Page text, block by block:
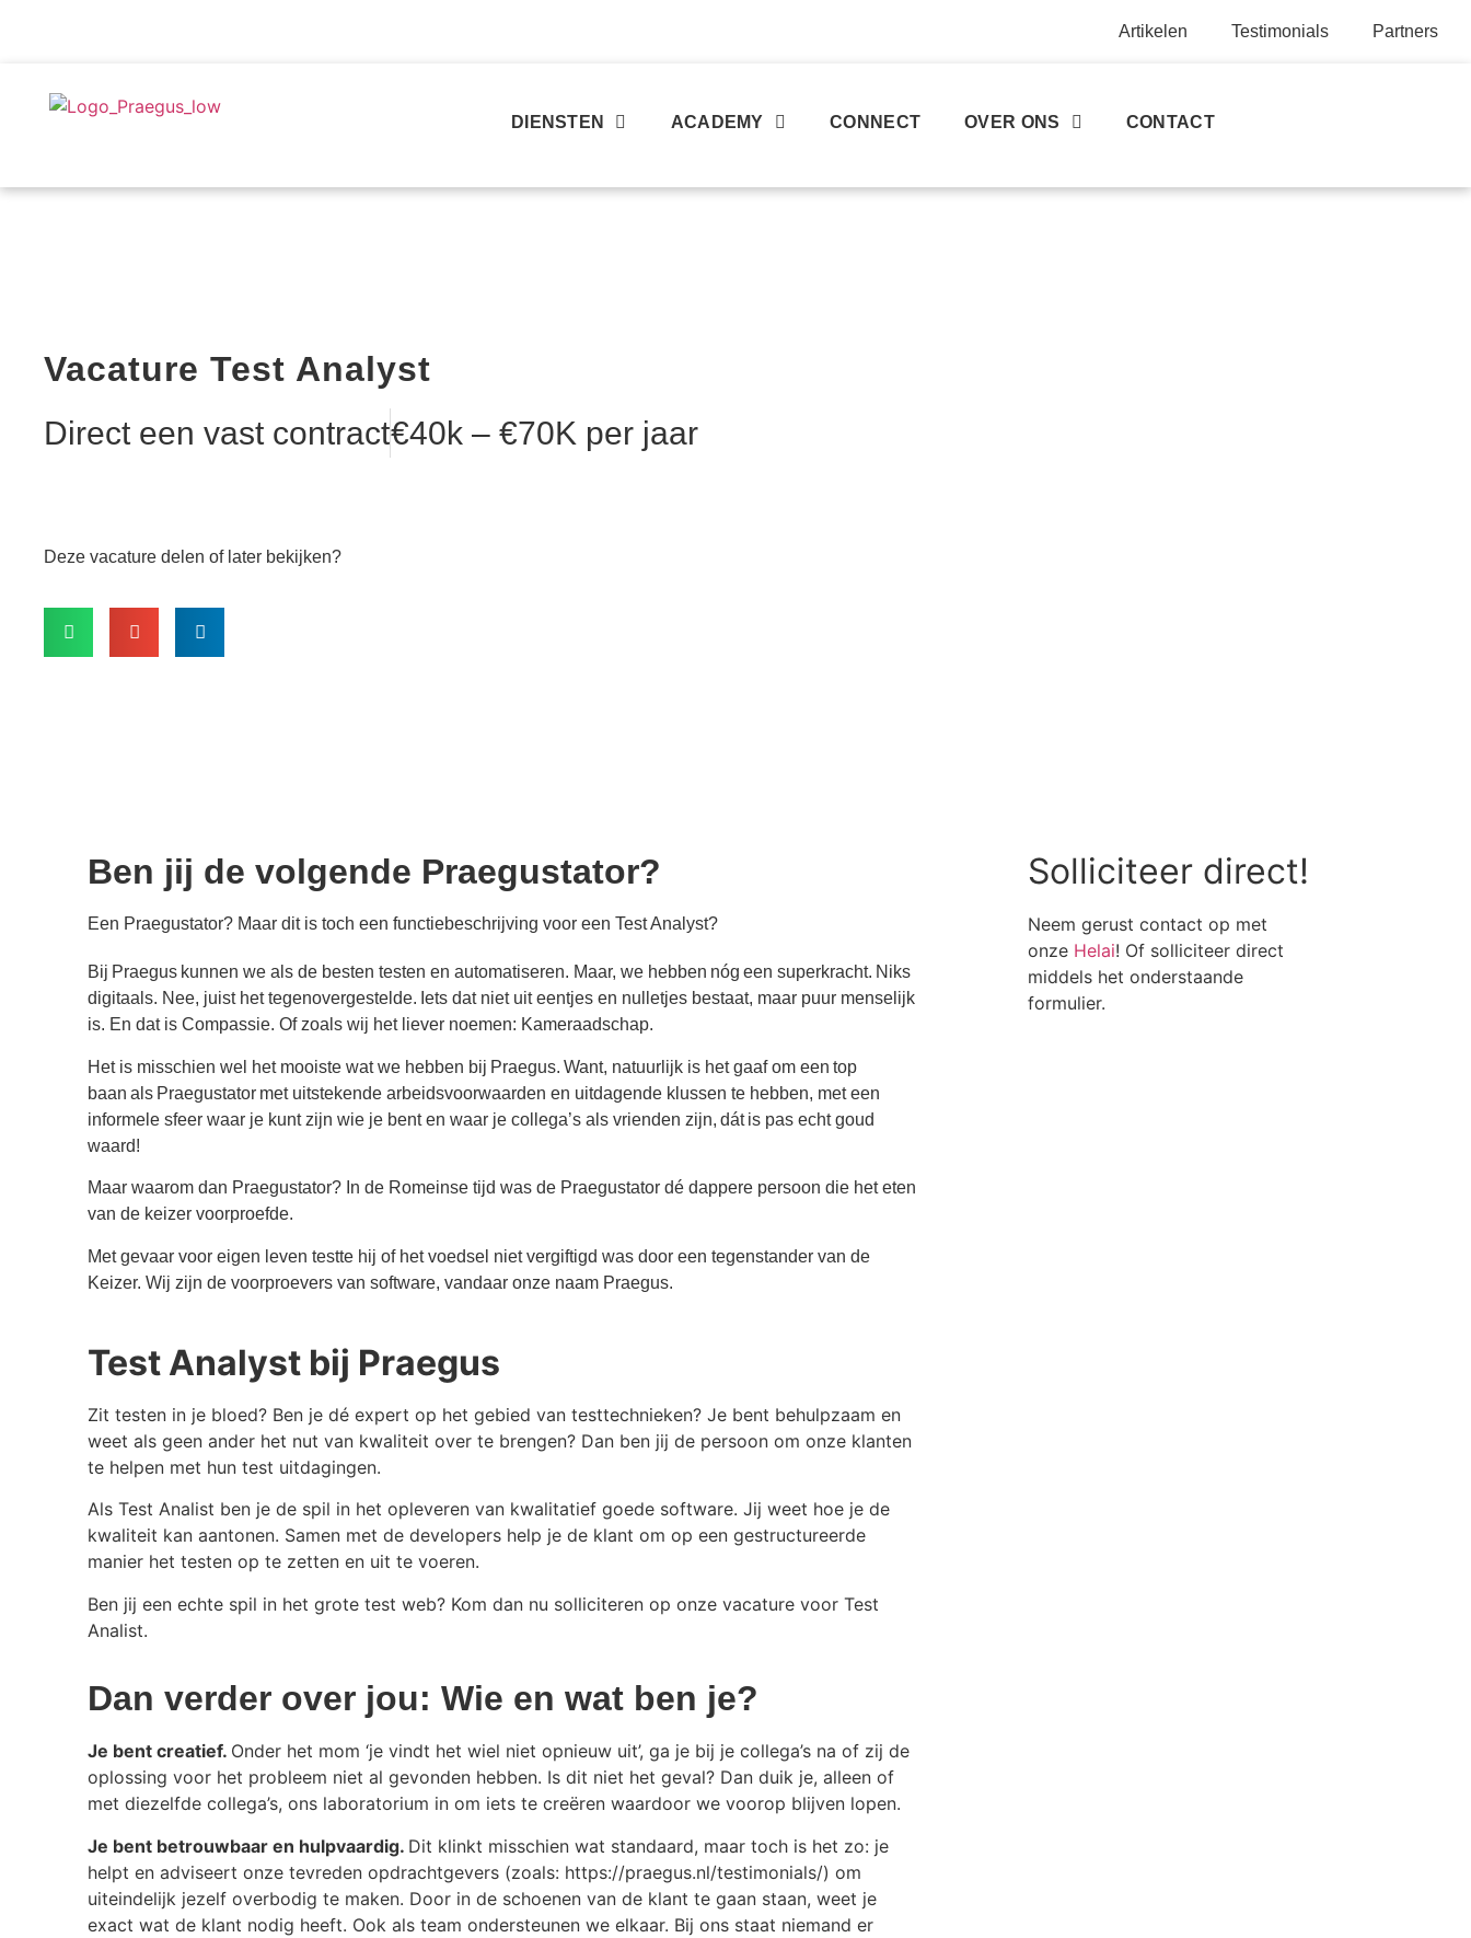
Artikelen Testimonials Partners
DIENSTEN ACADEMY CONNECT OVER ONS CONTACT
Vacature Test Analyst
Direct een vast contract€40k – €70K per jaar
Deze vacature delen of later bekijken?
Ben jij de volgende Praegustator?
Een Praegustator? Maar dit is toch een functiebeschrijving voor een Test Analyst?
Bij Praegus kunnen we als de besten testen en automatiseren. Maar, we hebben nóg een superkracht. Niks
digitaals. Nee, juist het tegenovergestelde. Iets dat niet uit eentjes en nulletjes bestaat, maar puur menselijk
is. En dat is Compassie. Of zoals wij het liever noemen: Kameraadschap.
Het is misschien wel het mooiste wat we hebben bij Praegus. Want, natuurlijk is het gaaf om een top
baan als Praegustator met uitstekende arbeidsvoorwaarden en uitdagende klussen te hebben, met een
informele sfeer waar je kunt zijn wie je bent en waar je collega’s als vrienden zijn, dát is pas echt goud
waard!
Maar waarom dan Praegustator? In de Romeinse tijd was de Praegustator dé dappere persoon die het eten
van de keizer voorproefde.
Met gevaar voor eigen leven testte hij of het voedsel niet vergiftigd was door een tegenstander van de
Keizer. Wij zijn de voorproevers van software, vandaar onze naam Praegus.
Test Analyst bij Praegus
Zit testen in je bloed? Ben je dé expert op het gebied van testtechnieken? Je bent behulpzaam en
weet als geen ander het nut van kwaliteit over te brengen? Dan ben jij de persoon om onze klanten
te helpen met hun test uitdagingen.
Als Test Analist ben je de spil in het opleveren van kwalitatief goede software. Jij weet hoe je de
kwaliteit kan aantonen. Samen met de developers help je de klant om op een gestructureerde
manier het testen op te zetten en uit te voeren.
Ben jij een echte spil in het grote test web? Kom dan nu solliciteren op onze vacature voor Test
Analist.
Dan verder over jou: Wie en wat ben je?
Je bent creatief. Onder het mom ‘je vindt het wiel niet opnieuw uit’, ga je bij je collega’s na of zij de
oplossing voor het probleem niet al gevonden hebben. Is dit niet het geval? Dan duik je, alleen of
met diezelfde collega’s, ons laboratorium in om iets te creëren waardoor we voorop blijven lopen.
Je bent betrouwbaar en hulpvaardig. Dit klinkt misschien wat standaard, maar toch is het zo: je
helpt en adviseert onze tevreden opdrachtgevers (zoals: https://praegus.nl/testimonials/) om
uiteindelijk jezelf overbodig te maken. Door in de schoenen van de klant te gaan staan, weet je
exact wat de klant nodig heeft. Ook als team ondersteunen we elkaar. Bij ons staat niemand er
Solliciteer direct!
Neem gerust contact op met
onze Helai! Of solliciteer direct
middels het onderstaande
formulier.